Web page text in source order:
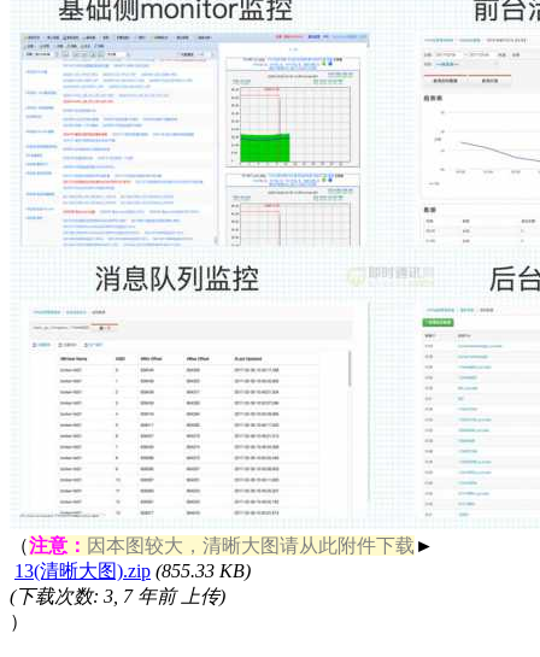
（注意： 因本图较大，清晰大图请从此附件下载 ►
13(清晰大图).zip (855.33 KB)
(下载次数: 3, 7 年前 上传)
）